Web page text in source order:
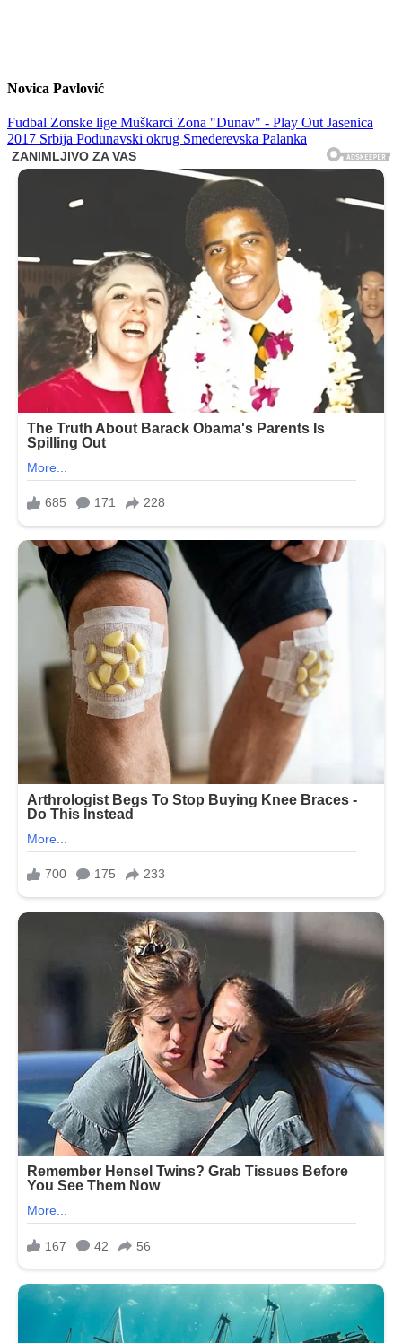
Novica Pavlović
Fudbal Zonske lige Muškarci Zona "Dunav" - Play Out Jasenica
2017 Srbija Podunavski okrug Smederevska Palanka